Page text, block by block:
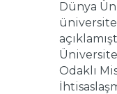
Dünya
Odaklı